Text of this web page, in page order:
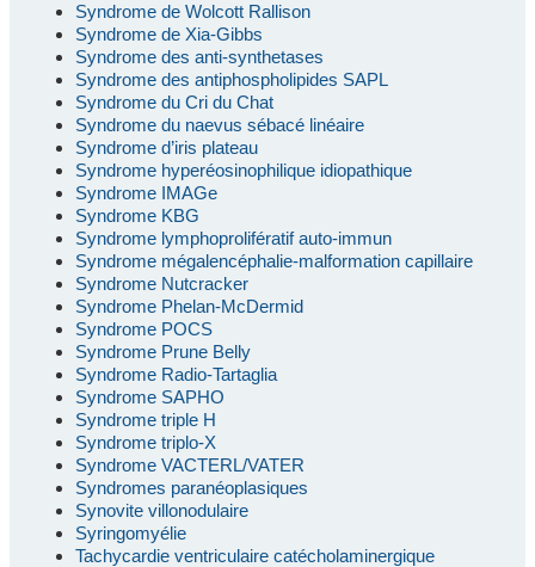
Syndrome de Wolcott Rallison
Syndrome de Xia-Gibbs
Syndrome des anti-synthetases
Syndrome des antiphospholipides SAPL
Syndrome du Cri du Chat
Syndrome du naevus sébacé linéaire
Syndrome d’iris plateau
Syndrome hyperéosinophilique idiopathique
Syndrome IMAGe
Syndrome KBG
Syndrome lymphoprolifératif auto-immun
Syndrome mégalencéphalie-malformation capillaire
Syndrome Nutcracker
Syndrome Phelan-McDermid
Syndrome POCS
Syndrome Prune Belly
Syndrome Radio-Tartaglia
Syndrome SAPHO
Syndrome triple H
Syndrome triplo-X
Syndrome VACTERL/VATER
Syndromes paranéoplasiques
Synovite villonodulaire
Syringomyélie
Tachycardie ventriculaire catécholaminergique